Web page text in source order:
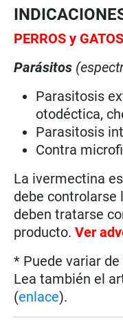
PERROS y GATOS
Parásitos
Parasitosis
otodéctica,
Parasitosis
Contra
La ivermectina
debe controlarse
deben tratarse
producto.Ver
* Puede variar
Lea también el
(enlace).